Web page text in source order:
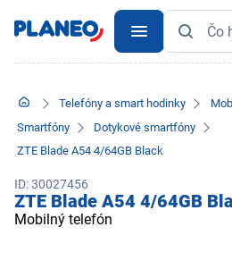
Telefóny a smart hodinky
Smartfóny
Dotykové smartfóny
ZTE Blade A54 4/64GB Black
ID: 30027456
ZTE Blade A54 4/64GB
Mobilný telefón